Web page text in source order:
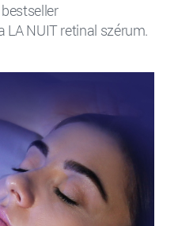
NUIT retinal szérum.